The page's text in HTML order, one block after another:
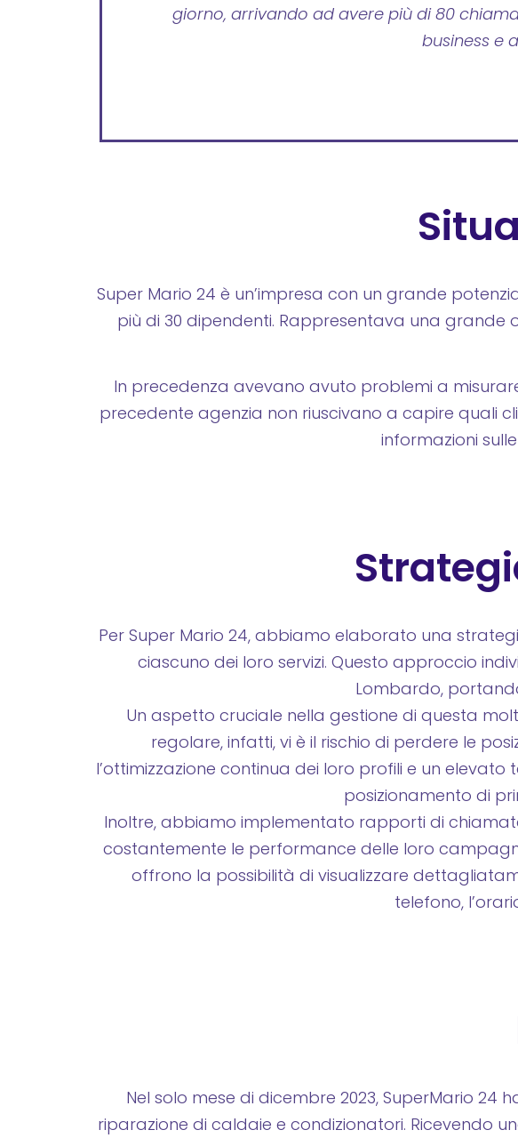
giorno, arrivando ad avere più di 80
business e
Super Mario 24 è un’impresa con un grande
più di 30 dipendenti. Rappresentava una
In precedenza avevano avuto problemi a
precedente agenzia non riuscivano a capire quali
informazioni
Per Super Mario 24, abbiamo elaborato una
ciascuno dei loro servizi. Questo approccio
Lombardo,
Un aspetto cruciale nella gestione di questa
regolare, infatti, vi è il rischio di perdere le
l’ottimizzazione continua dei loro profili e un
posizionamento di
Inoltre, abbiamo implementato rapporti di
costantemente le performance delle loro
offrono la possibilità di visualizzare
telefono,
Nel solo mese di dicembre 2023, SuperMario
riparazione di caldaie e condizionatori. Ricevendo